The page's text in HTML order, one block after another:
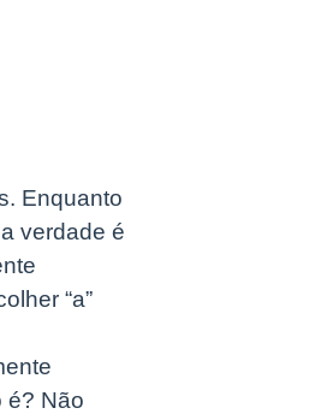
Enquanto
verdade é
“a”
é? Não